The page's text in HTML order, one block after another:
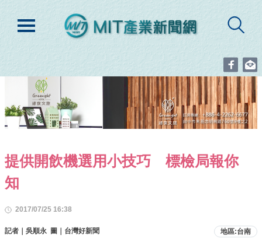
提供開飲機選用小技巧 標檢局報你
知
2017/07/25 16:38
記者｜吳順永 圖｜台灣好新聞 地區:台南